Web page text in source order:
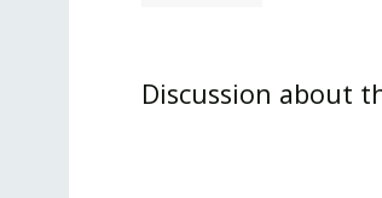
Discussion about